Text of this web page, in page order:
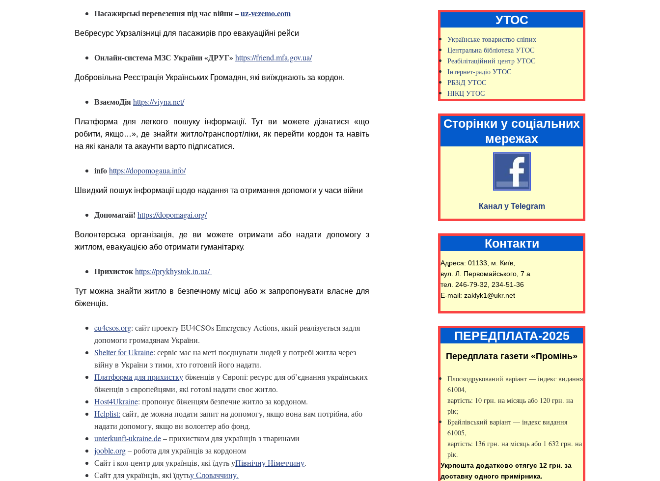
Пасажирські перевезення під час війни –uz-vezemo.com
Вебресурс Укрзалізниці для пасажирів про евакуаційні рейси
Онлайн-система МЗС України «ДРУГ»https://friend.mfa.gov.ua/
Добровільна Реєстрація Українських Громадян, які виїжджають за кордон.
ВзаємоДіяhttps://viyna.net/
Платформа для легкого пошуку інформації. Тут ви можете дізнатися «що
робити, якщо…», де знайти житло/транспорт/ліки, як перейти кордон та навіть
на які канали та акаунти варто підписатися.
infohttps://dopomogaua.info/
Швидкий пошук інформації щодо надання та отримання допомоги у часи війни
Допомагай! https://dopomagai.org/
Волонтерська організація, де ви можете отримати або надати допомогу з
житлом, евакуацією або отримати гуманітарку.
Прихистокhttps://prykhystok.in.ua/
Тут можна знайти житло в безпечному місці або ж запропонувати власне для
біженців.
eu4csos.org: сайт проекту EU4CSOs Emergency Actions, який реалізується задля
допомоги громадянам України.
Shelter for Ukraine: сервіс має на меті поєднувати людей у потребі житла через
війну в України з тими, хто готовий його надати.
Платформа для прихисткубіженців у Європі: ресурс для об’єднання українських
біженців з європейцями, які готові надати своє житло.
Host4Ukraine: пропонує біженцям безпечне житло за кордоном.
Helplist: сайт, де можна подати запит на допомогу, якщо вона вам потрібна, або
надати допомогу, якщо ви волонтер або фонд.
unterkunft-ukraine.de– прихистком для українців з тваринами
jooble.org– робота для українців за кордоном
Сайт і кол-центр для українців, які їдуть уПівнічну Німеччину.
Сайт для українців, які їдутьу Словаччину.
УТОС
Українське товариство сліпих
Центральна бібліотека УТОС
Реабілітаційний центр УТОС
Інтернет-радіо УТОС
РБЗіД УТОС
НІКЦ УТОС
Сторінки у соціальних
мережах
Канал у Telegram
Контакти
Адреса: 01133, м. Київ,
вул. Л. Первомайського, 7 а
тел. 246-79-32, 234-51-36
E-mail: zaklyk1@ukr.net
ПЕРЕДПЛАТА-2025
Передплата газети «Промінь»
Плоскодрукований варіант — індекс видання
61004,
вартість: 10 грн. на місяць або 120 грн. на
рік;
Брайлівський варіант — індекс видання
61005,
вартість: 136 грн. на місяць або 1 632 грн. на
рік.
Укрпошта додатково стягує 12 грн. за
доставку одного примірника.